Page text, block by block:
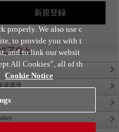
新規登録
アウト
奨環境
Policy
properly. We also use c
to provide you with t
and to link our websit
All Cookies”, all of th
Cookie Notice